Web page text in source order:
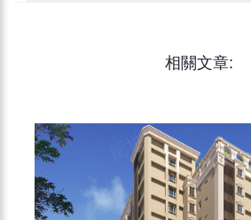
相關文章: